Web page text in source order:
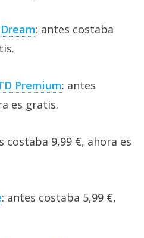
: antes costaba
Premium: antes
es gratis.
costaba 9,99 €, ahora es
: antes costaba 5,99 €,